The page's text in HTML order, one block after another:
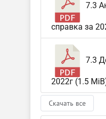
7.3
справка за
7.3
2022г (1.5
Скачать все